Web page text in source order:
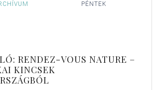
PÉNTEK
RENDEZ-VOUS NATURE –
KINCSEK